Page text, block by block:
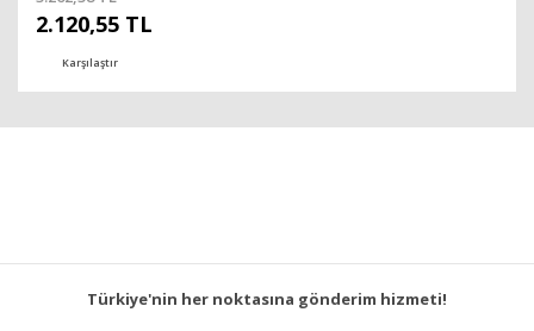
2.120,55 TL
Karşılaştır
Türkiye'nin her noktasına gönderim hizmeti!